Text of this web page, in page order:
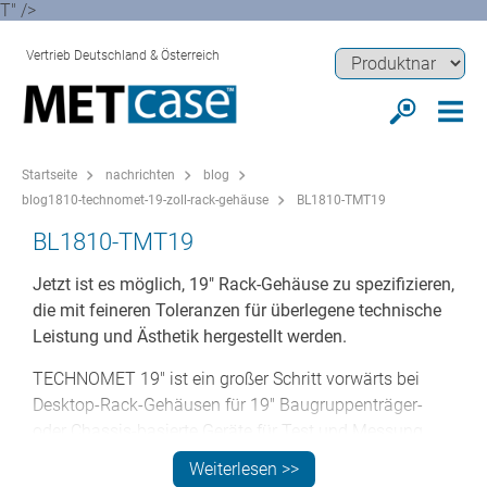
T" />
Vertrieb Deutschland & Österreich
Startseite nachrichten
blog
blog1810-technomet-19-zoll-rack-gehäuse
BL1810-TMT19
BL1810-TMT19
Jetzt ist es möglich, 19" Rack-Gehäuse zu spezifizieren,
die mit feineren Toleranzen für überlegene technische
Leistung und Ästhetik hergestellt werden.
TECHNOMET 19" ist ein großer Schritt vorwärts bei
Desktop-Rack-Gehäusen für 19" Baugruppenträger-
oder Chassis-basierte Geräte für Test und Messung,
Netzwerk, Kommunikation, AV-Studiosysteme und
Weiterlesen >>